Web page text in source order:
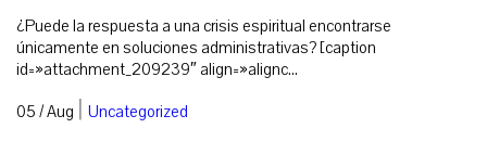
¿Puede la respuesta a una crisis espiritual encontrarse
únicamente en soluciones administrativas? [caption
id=»attachment_209239″ align=»alignc...
05 / Aug | Uncategorized